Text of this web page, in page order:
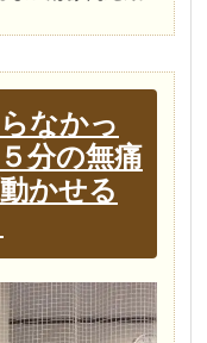
なかっ
分の無痛
かせる